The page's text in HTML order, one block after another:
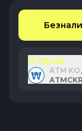
ОТДАЮ
ATM